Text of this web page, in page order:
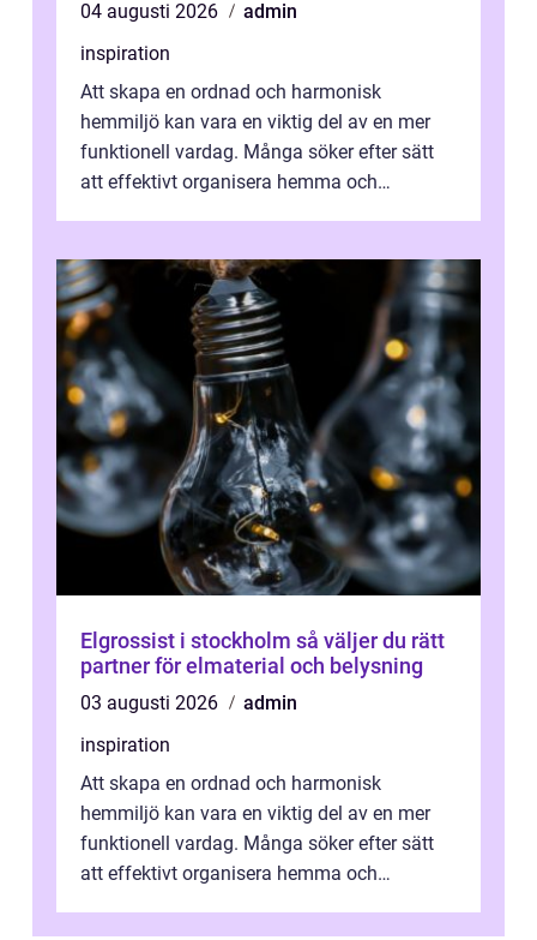
04 augusti 2026
admin
inspiration
Att skapa en ordnad och harmonisk
hemmiljö kan vara en viktig del av en mer
funktionell vardag. Många söker efter sätt
att effektivt organisera hemma och
Elgrossist i stockholm så väljer du rätt
partner för elmaterial och belysning
03 augusti 2026
admin
inspiration
Att skapa en ordnad och harmonisk
hemmiljö kan vara en viktig del av en mer
funktionell vardag. Många söker efter sätt
att effektivt organisera hemma och